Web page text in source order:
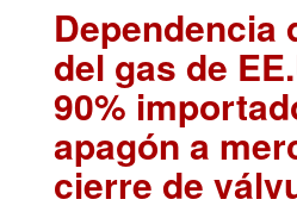
Dependencia
del gas de
90%
apagón a
cierre de